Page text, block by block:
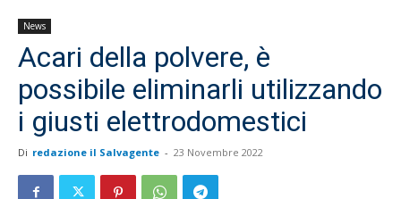
News
Acari della polvere, è
possibile eliminarli utilizzando
i giusti elettrodomestici
Di redazione il Salvagente - 23 Novembre 2022